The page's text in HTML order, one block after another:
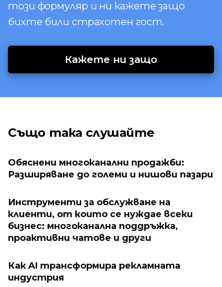
този формуляр и ни кажете защо
бихте били страхотен гост.
Кажете ни защо
Също така слушайте
Обяснени многоканални продажби:
Разширяване до големи и нишови пазари
Инструменти за обслужване на
клиенти, от които се нуждае всеки
бизнес: многоканална поддръжка,
проактивни чатове и други
Как AI трансформира рекламната
индустрия